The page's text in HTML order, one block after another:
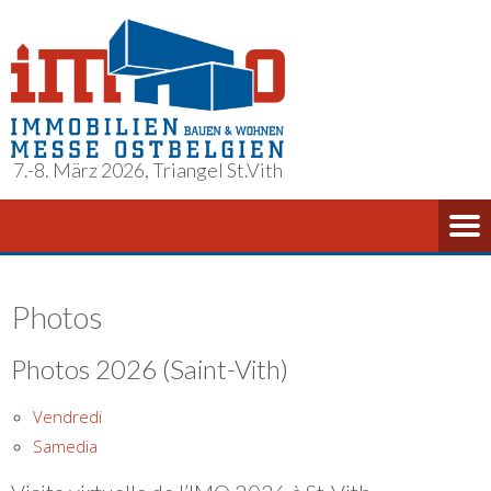
7.-8. März 2026, Triangel St.Vith
Photos
Photos 2026 (Saint-Vith)
Vendredi
Samedia